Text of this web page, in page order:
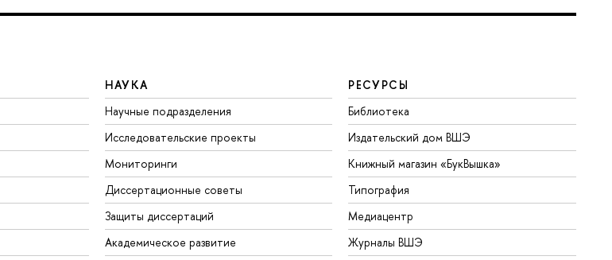
НАУКА
Научные подразделения
Исследовательские проекты
Мониторинги
Диссертационные советы
Защиты диссертаций
Академическое развитие
РЕСУРСЫ
Библиотека
Издательский дом ВШЭ
Книжный магазин «БукВышка»
Типография
Медиацентр
Журналы ВШЭ